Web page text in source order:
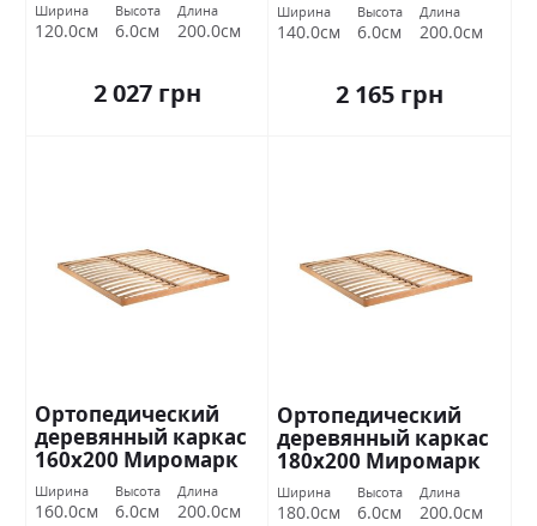
Ширина
120.0см
Высота
6.0см
Длина
200.0см
2 027 грн
Ширина
140.0см
Высота
6.0см
Длина
200.0см
2 165 грн
Ортопедический
деревянный каркас
160х200 Миромарк
Ширина
160.0см
Высота
6.0см
Длина
200.0см
Ортопедический
деревянный каркас
180х200 Миромарк
Ширина
180.0см
Высота
6.0см
Длина
200.0см